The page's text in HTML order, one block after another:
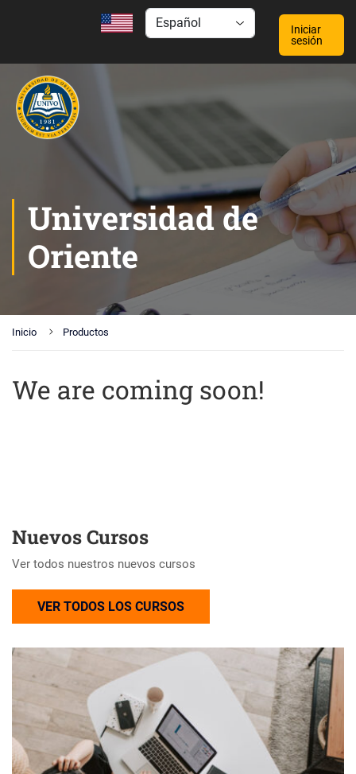
Iniciar
sesión
Universidad de
Oriente
Inicio Productos
We are coming soon!
Nuevos Cursos
Ver todos nuestros nuevos cursos
VER TODOS LOS CURSOS